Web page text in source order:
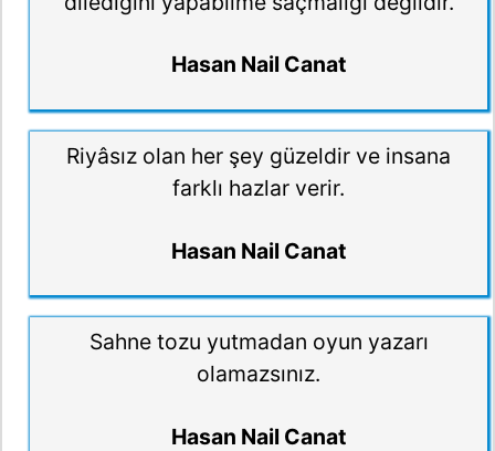
Hasan Nail Canat
Riyâsız olan her şey güzeldir ve insana
farklı hazlar verir.
Hasan Nail Canat
Sahne tozu yutmadan oyun yazarı
olamazsınız.
Hasan Nail Canat